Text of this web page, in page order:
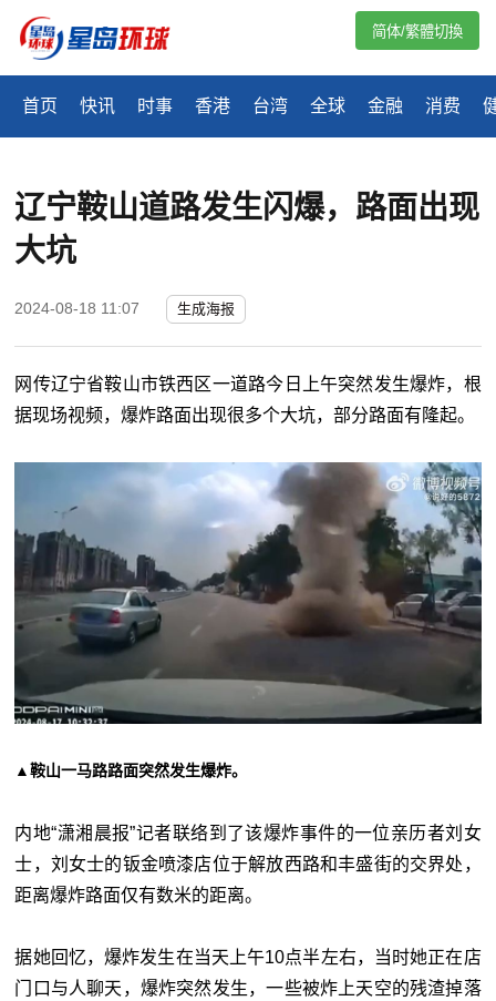
首页 快讯 时事 香港 台湾 全球 金融 消费
简体/繁體切換
辽宁鞍山道路发生闪爆，路面出现
大坑
2024-08-18 11:07 生成海报
网传辽宁省鞍山市铁西区一道路今日上午突然发生爆炸，根
据现场视频，爆炸路面出现很多个大坑，部分路面有隆起。
▲鞍山一马路路面突然发生爆炸。
内地“潇湘晨报”记者联络到了该爆炸事件的一位亲历者刘女
士，刘女士的钣金喷漆店位于解放西路和丰盛街的交界处，
距离爆炸路面仅有数米的距离。
据她回忆，爆炸发生在当天上午10点半左右，当时她正在店
门口与人聊天，爆炸突然发生，一些被炸上天空的残渣掉落